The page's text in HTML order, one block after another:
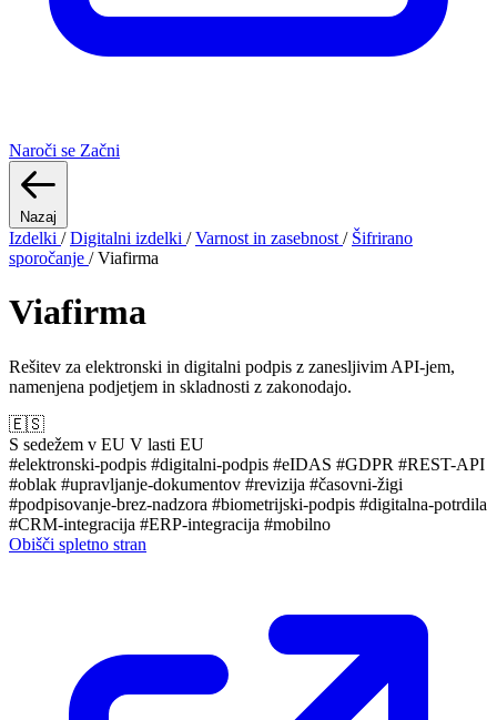
Naroči se Začni
Nazaj
Izdelki / Digitalni izdelki / Varnost in zasebnost / Šifrirano
sporočanje / Viafirma
Viafirma
Rešitev za elektronski in digitalni podpis z zanesljivim API-jem,
namenjena podjetjem in skladnosti z zakonodajo.
🇪🇸
S sedežem v EU V lasti EU
#elektronski-podpis #digitalni-podpis #eIDAS #GDPR #REST-API
#oblak #upravljanje-dokumentov #revizija #časovni-žigi
#podpisovanje-brez-nadzora #biometrijski-podpis #digitalna-potrdila
#CRM-integracija #ERP-integracija #mobilno
Obišči spletno stran